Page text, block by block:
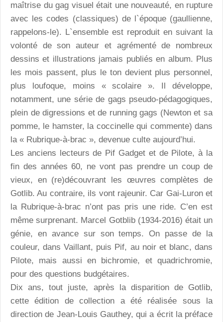
maîtrise du gag visuel était une nouveauté, en rupture
avec les codes (classiques) de l`époque (gaullienne,
rappelons-le). L`ensemble est reproduit en suivant la
volonté de son auteur et agrémenté de nombreux
dessins et illustrations jamais publiés en album. Plus
les mois passent, plus le ton devient plus personnel,
plus loufoque, moins « scolaire ». Il développe,
notamment, une série de gags pseudo-pédagogiques,
plein de digressions et de running gags (Newton et sa
pomme, le hamster, la coccinelle qui commente) dans
la « Rubrique-à-brac », devenue culte aujourd’hui.
Les anciens lecteurs de Pif Gadget et de Pilote, à la
fin des années 60, ne vont pas prendre un coup de
vieux, en (re)découvrant les œuvres complètes de
Gotlib. Au contraire, ils vont rajeunir. Car Gai-Luron et
la Rubrique-à-brac n’ont pas pris une ride. C’en est
même surprenant. Marcel Gotblib (1934-2016) était un
génie, en avance sur son temps. On passe de la
couleur, dans Vaillant, puis Pif, au noir et blanc, dans
Pilote, mais aussi en bichromie, et quadrichromie,
pour des questions budgétaires.
Dix ans, tout juste, après la disparition de Gotlib,
cette édition de collection a été réalisée sous la
direction de Jean-Louis Gauthey, qui a écrit la préface